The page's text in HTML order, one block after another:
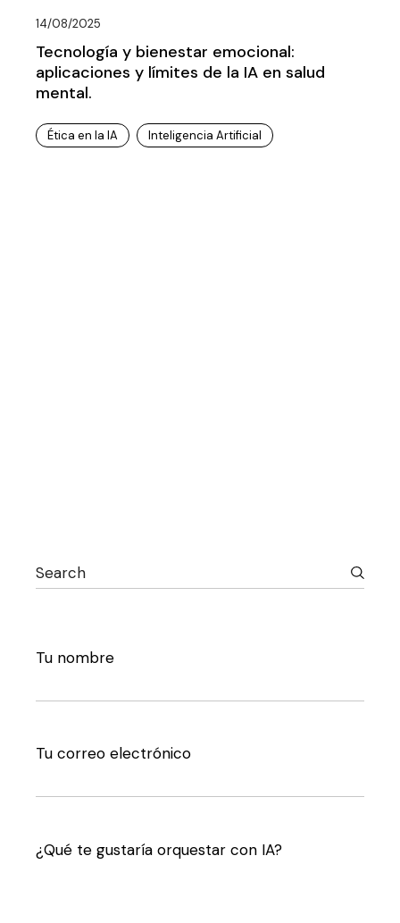
14/08/2025
Tecnología y bienestar emocional:
aplicaciones y límites de la IA en salud
mental.
Ética en la IA Inteligencia Artificial
Search
Tu nombre
Tu correo electrónico
¿Qué te gustaría orquestar con IA?